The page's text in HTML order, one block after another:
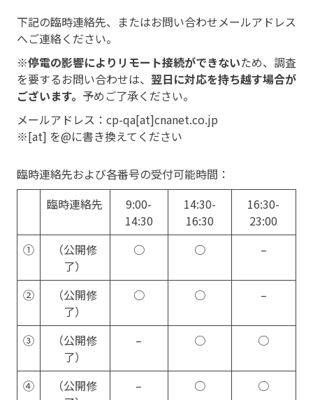
下記の臨時連絡先、またはお問い合わせメールアドレス
へご連絡ください。
※停電の影響によりリモート接続ができないため、調査
を要するお問い合わせは、 翌日に対応を持ち越す場合が
ございます。 予めご了承ください。
メールアドレス：cp-qa[at]cnanet.co.jp
※[at] を@に書き換えてください
臨時連絡先および各番号の受付可能時間：
臨時連絡先
9:00-
14:30
14:30-
16:30
16:30-
23:00
①
（公開修
了）
○ ○ –
②
（公開修
了）
○ ○ –
③
（公開修
了）
– ○ ○
④
（公開修
– ○ ○